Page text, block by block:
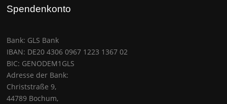
Spendenkonto
Bank: GLS Bank
IBAN: DE20 4306 0967 1223 1367 02
BIC: GENODEM1GLS
Adresse der Bank:
Christstraße 9,
44789 Bochum,